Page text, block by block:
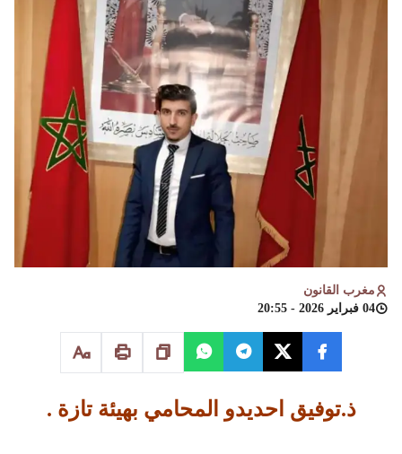
مغرب القانون
04 فبراير 2026 - 20:55
ذ.توفيق احديدو المحامي بهيئة تازة .